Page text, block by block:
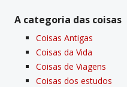
A categoria das coisas
Coisas Antigas
Coisas da Vida
Coisas de Viagens
Coisas dos estudos